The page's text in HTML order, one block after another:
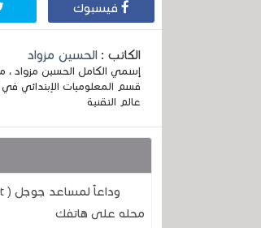
فيسبوك
الكاتب : الحسين مزواد
قسم المعلوميات الإبتدائي
عالم التقنية
محله على هاتفك